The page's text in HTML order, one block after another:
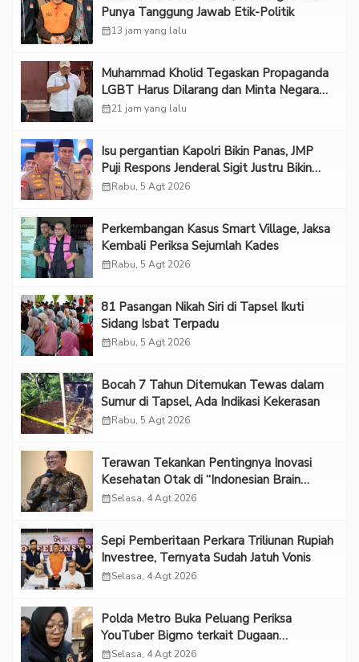
Punya Tanggung Jawab Etik-Politik
calendar_month13 jam yang lalu
Muhammad Kholid Tegaskan Propaganda
LGBT Harus Dilarang dan Minta Negara
Melindungi Korban
calendar_month21 jam yang lalu
Isu pergantian Kapolri Bikin Panas, JMP
Puji Respons Jenderal Sigit Justru Bikin
“Adem”
calendar_monthRabu, 5 Agt 2026
Perkembangan Kasus Smart Village, Jaksa
Kembali Periksa Sejumlah Kades
calendar_monthRabu, 5 Agt 2026
81 Pasangan Nikah Siri di Tapsel Ikuti
Sidang Isbat Terpadu
calendar_monthRabu, 5 Agt 2026
Bocah 7 Tahun Ditemukan Tewas dalam
Sumur di Tapsel, Ada Indikasi Kekerasan
calendar_monthRabu, 5 Agt 2026
Terawan Tekankan Pentingnya Inovasi
Kesehatan Otak di “Indonesian Brain
Forum 2026 UPN Veteran Jakarta”
calendar_monthSelasa, 4 Agt 2026
Sepi Pemberitaan Perkara Triliunan Rupiah
Investree, Ternyata Sudah Jatuh Vonis
calendar_monthSelasa, 4 Agt 2026
Polda Metro Buka Peluang Periksa
YouTuber Bigmo terkait Dugaan
Eksploitasi Anak
calendar_monthSelasa, 4 Agt 2026